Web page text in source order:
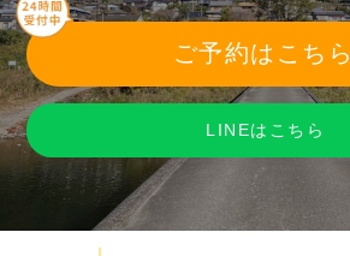
ご予約はこちら
LINEはこちら